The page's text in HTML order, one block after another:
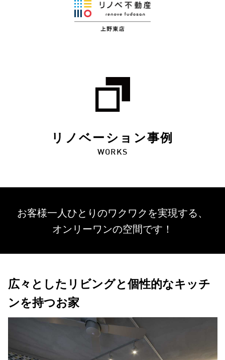
リノベーション事例
WORKS
お客様一人ひとりのワクワクを実現する、
オンリーワンの空間です！
広々としたリビングと個性的なキッチ
ンを持つお家